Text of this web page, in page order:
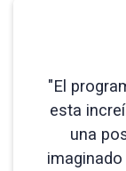
"El
esta
una